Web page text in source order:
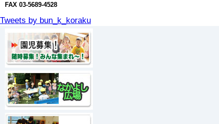
FAX 03-5689-4528
Tweets by bun_k_koraku